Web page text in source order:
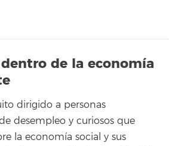
de la economía
dirigido a personas
desempleo y curiosos que
la economía social y sus